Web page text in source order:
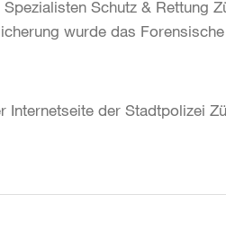
Schutz & Rettung
wurde das
Internetseite der Stadtpolizei